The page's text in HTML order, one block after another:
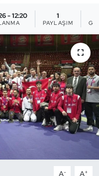
- 12:20 1
PAYLAŞIM
- +